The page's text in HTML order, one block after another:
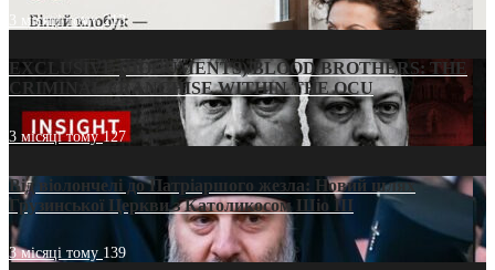
3 місяці тому213
EXCLUSIVE (DOCUMENTS)/BLOOD BROTHERS: THE
CRIMINAL FRANCHISE WITHIN THE OCU
3 місяці тому127
Від віолончелі до Патріаршого жезла: Новий шлях
Грузинської Церкви з Католикосом Шіо III
3 місяці тому 139